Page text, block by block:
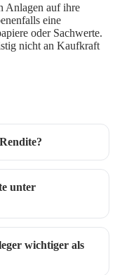
Anlagen auf ihre
eine
oder Sachwerte.
nicht an Kaufkraft
unter
wichtiger als